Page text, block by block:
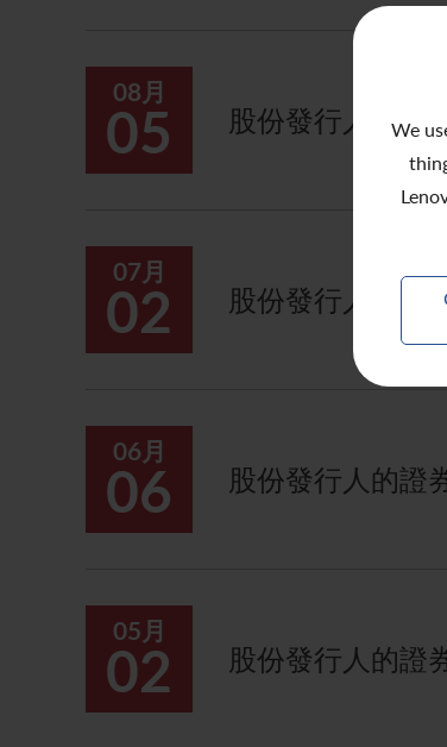
We
08月
05 股份發行人的證
07月
02 股份發行人的證
06月
06 股份發行人的證
05月
02 股份發行人的證